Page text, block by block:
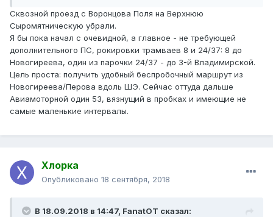
Сквозной проезд с Воронцова Поля на Верхнюю
Сыромятническую убрали.
Я бы пока начал с очевидной, а главное - не требующей
дополнительного ПС, рокировки трамваев 8 и 24/37: 8 до
Новогиреева, один из парочки 24/37 - до 3-й Владимирской.
Цель проста: получить удобный беспробочный маршрут из
Новогиреева/Перова вдоль ШЭ. Сейчас оттуда дальше
Авиамоторной один 53, вязнущий в пробках и имеющие не
самые маленькие интервалы.
Хлорка
Опубликовано 18 сентября, 2018
В 18.09.2018 в 14:47, FanatOT сказал: